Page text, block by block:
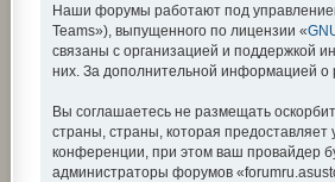
Наши форумы работают под
Teams»), выпущенного по лицензии «
связаны с организацией и поддержкой
них. За дополнительной информацией о
Вы соглашаетесь не размещать
страны, страны, которая
конференции, при этом ваш провайдер
администраторы форумов